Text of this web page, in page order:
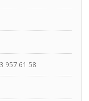
957 61 58